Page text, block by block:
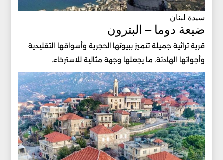
سيدة لبنان
ضيعة دوما – البترون
قرية تراثية جميلة تتميز ببيوتها الحجرية وأسواقها التقليدية
وأجوائها الهادئة. ما يجعلها وجهة مثالية للاسترخاء.